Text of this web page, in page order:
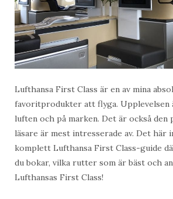
Lufthansa First Class är en av mina
favoritprodukter att flyga. Upplevelsen
luften och på marken. Det är också den
läsare är mest intresserade av. Det här
komplett Lufthansa First Class-guide
du bokar, vilka rutter som är bäst och
Lufthansas First Class!